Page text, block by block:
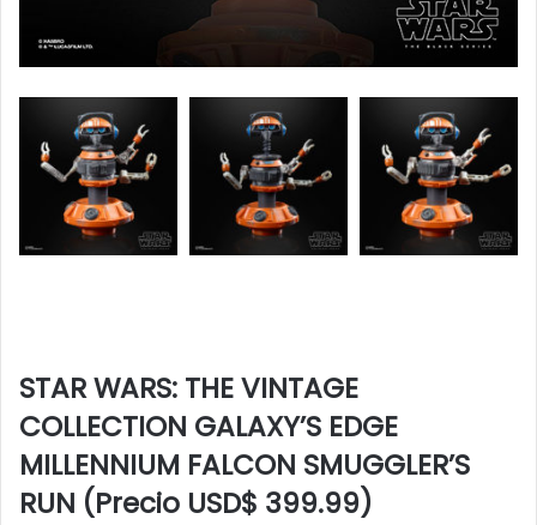
STAR WARS: THE VINTAGE
COLLECTION GALAXY’S EDGE
MILLENNIUM FALCON SMUGGLER’S
RUN (Precio USD$ 399.99)